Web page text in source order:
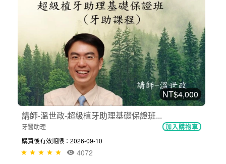
NT$4,000
講師-溫世政-超級植牙助理基礎保證班...
牙醫助理 加入購物車
購買後有效期限：2026-09-10
4072